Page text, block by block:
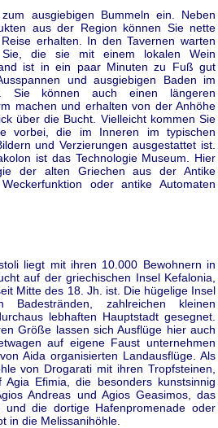
ausgiebigen Bummeln ein. Neben
aus der Region können Sie nette
erhalten. In den Tavernen warten
Sie, die sie mit einem lokalen Wein
ist in ein paar Minuten zu Fuß gut
und ausgiebigen Baden im
Sie können auch einen längeren
machen und erhalten von der Anhöhe
über die Bucht. Vielleicht kommen Sie
vorbei, die im Inneren im typischen
und Verzierungen ausgestattet ist.
ist das Technologie Museum. Hier
der alten Griechen aus der Antike
oder antike Automaten
liegt mit ihren 10.000 Bewohnern in
auf der griechischen Insel Kefalonia,
Mitte des 18. Jh. ist. Die hügelige Insel
zahlreichen kleinen
lebhaften Hauptstadt gesegnet.
Größe lassen sich Ausflüge hier auch
auf eigene Faust unternehmen
Aida organisierten Landausflüge. Als
von Drogarati mit ihren Tropfsteinen,
Agia Efimia, die besonders kunstsinnig
Andreas und Agios Geasimos, das
und die dortige Hafenpromenade oder
in die Melissanihöhle.